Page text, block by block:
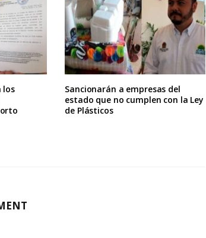
los
Sancionarán a empresas del
estado que no cumplen con la Ley
de Plásticos